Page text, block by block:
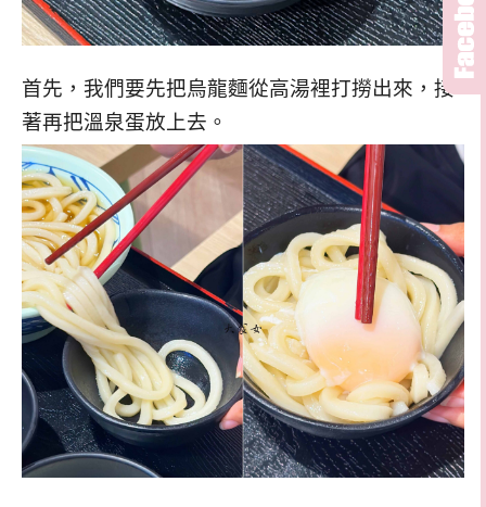
首先，我們要先把烏龍麵從高湯裡打撈出來，接
著再把溫泉蛋放上去。